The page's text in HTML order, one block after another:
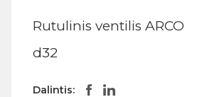
Rutulinis ventilis ARCO
d32
Dalintis: